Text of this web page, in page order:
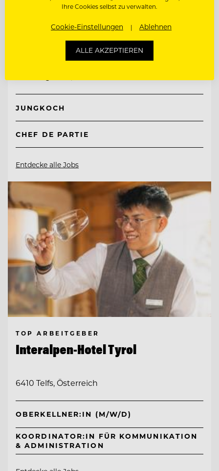
TOP ARBEITGEBER
Hotel Guglwald
JUNGKOCH
CHEF DE PARTIE
Entdecke alle Jobs
TOP ARBEITGEBER
Interalpen-Hotel Tyrol
6410 Telfs, Österreich
OBERKELLNER:IN (M/W/D)
KOORDINATOR:IN FÜR KOMMUNIKATION
& ADMINISTRATION
Ihre Cookies selbst zu verwalten.
Cookie-Einstellungen Ablehnen
ALLE AKZEPTIEREN